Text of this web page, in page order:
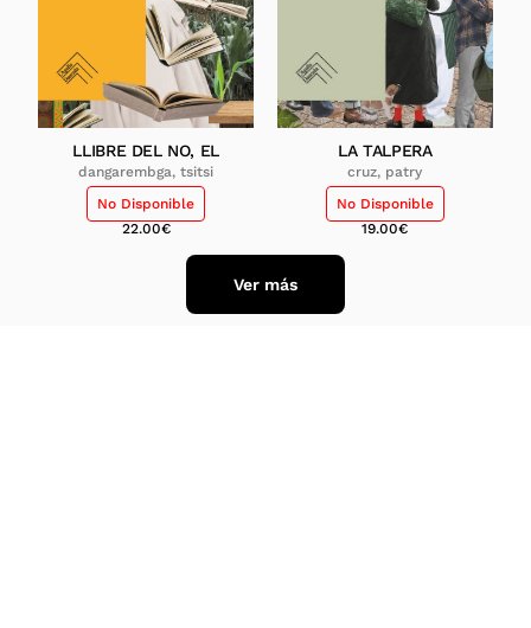
LLIBRE DEL NO, EL
dangarembga, tsitsi
No Disponible
22.00€
LA TALPERA
cruz, patry
No Disponible
19.00€
Ver más